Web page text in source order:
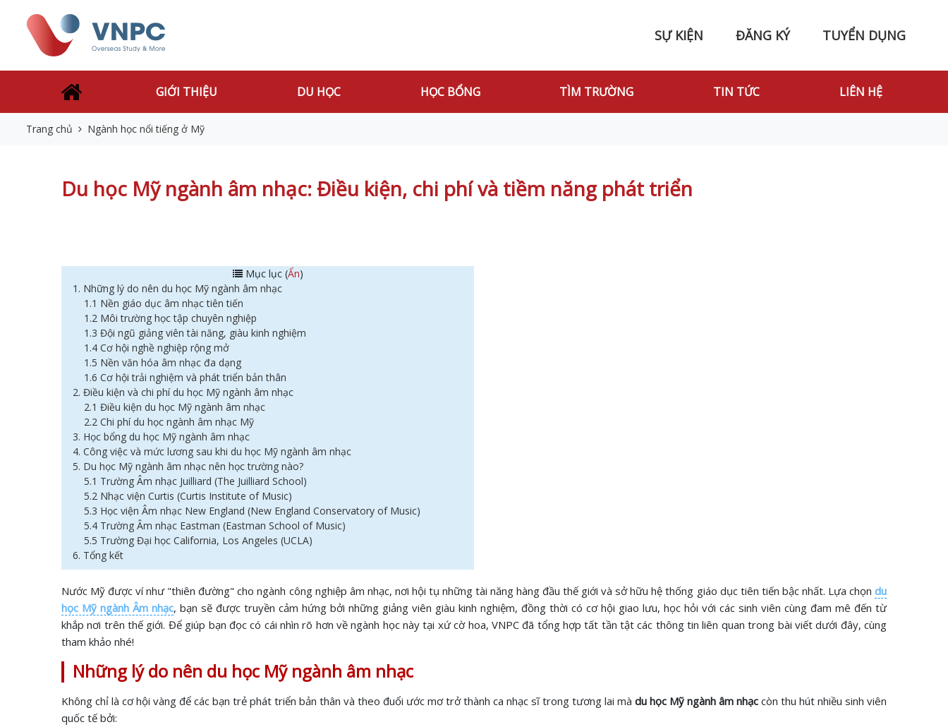
SỰ KIỆN ĐĂNG KÝ TUYỂN DỤNG
GIỚI THIỆU DU HỌC HỌC BỔNG TÌM TRƯỜNG TIN TỨC LIÊN HỆ
Trang chủ Ngành học nổi tiếng ở Mỹ
Du học Mỹ ngành âm nhạc: Điều kiện, chi phí và tiềm năng phát triển
Mục lục (Ẩn)
1. Những lý do nên du học Mỹ ngành âm nhạc
1.1 Nền giáo dục âm nhạc tiên tiến
1.2 Môi trường học tập chuyên nghiệp
1.3 Đội ngũ giảng viên tài năng, giàu kinh nghiệm
1.4 Cơ hội nghề nghiệp rộng mở
1.5 Nền văn hóa âm nhạc đa dạng
1.6 Cơ hội trải nghiệm và phát triển bản thân
2. Điều kiện và chi phí du học Mỹ ngành âm nhạc
2.1 Điều kiện du học Mỹ ngành âm nhạc
2.2 Chi phí du học ngành âm nhạc Mỹ
3. Học bổng du học Mỹ ngành âm nhạc
4. Công việc và mức lương sau khi du học Mỹ ngành âm nhạc
5. Du học Mỹ ngành âm nhạc nên học trường nào?
5.1 Trường Âm nhạc Juilliard (The Juilliard School)
5.2 Nhạc viện Curtis (Curtis Institute of Music)
5.3 Học viện Âm nhạc New England (New England Conservatory of Music)
5.4 Trường Âm nhạc Eastman (Eastman School of Music)
5.5 Trường Đại học California, Los Angeles (UCLA)
6. Tổng kết
Nước Mỹ được ví như "thiên đường" cho ngành công nghiệp âm nhạc, nơi hội tụ những tài năng hàng đầu thế giới và sở hữu hệ thống giáo dục tiên tiến bậc nhất. Lựa chọn du
học Mỹ ngành Âm nhạc, bạn sẽ được truyền cảm hứng bởi những giảng viên giàu kinh nghiệm, đồng thời có cơ hội giao lưu, học hỏi với các sinh viên cùng đam mê đến từ
khắp nơi trên thế giới. Để giúp bạn đọc có cái nhìn rõ hơn về ngành học này tại xứ cờ hoa, VNPC đã tổng hợp tất tần tật các thông tin liên quan trong bài viết dưới đây, cùng
tham khảo nhé!
Những lý do nên du học Mỹ ngành âm nhạc
Không chỉ là cơ hội vàng để các bạn trẻ phát triển bản thân và theo đuổi ước mơ trở thành ca nhạc sĩ trong tương lai mà du học Mỹ ngành âm nhạc còn thu hút nhiều sinh viên
quốc tế bởi: